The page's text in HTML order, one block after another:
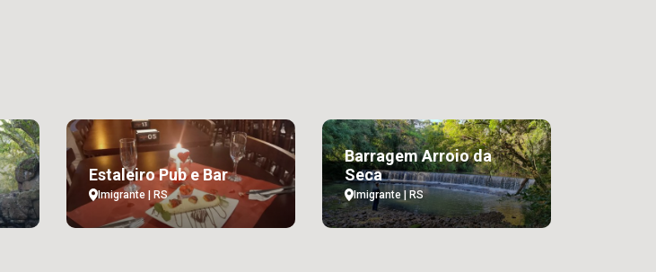
Estaleiro Pub e Bar
Imigrante | RS
Barragem Arroio da
Seca
Imigrante | RS